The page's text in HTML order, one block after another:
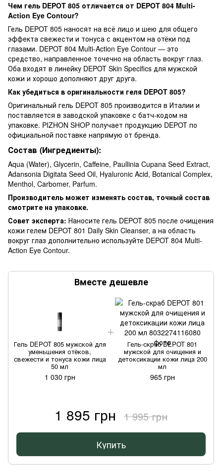
Чем гель DEPOT 805 отличается от DEPOT 804 Multi-
Action Eye Contour?
Гель DEPOT 805 наносят на всё лицо и шею для общего
эффекта свежести и тонуса с акцентом на отёки под
глазами. DEPOT 804 Multi-Action Eye Contour — это
средство, направленное точечно на область вокруг глаз.
Оба входят в линейку DEPOT Skin Specifics для мужской
кожи и хорошо дополняют друг друга.
Как убедиться в оригинальности геля DEPOT 805?
Оригинальный гель DEPOT 805 производится в Италии и
поставляется в заводской упаковке с батч-кодом на
упаковке. PIZHON SHOP получает продукцию DEPOT по
официальной поставке напрямую от бренда.
Состав (Ингредиенты):
Aqua (Water), Glycerin, Caffeine, Paullinia Cupana Seed Extract,
Adansonia Digitata Seed Oil, Hyaluronic Acid, Botanical Complex,
Menthol, Carbomer, Parfum.
Производитель может изменять состав, точный состав
смотрите на упаковке.
Совет эксперта: Наносите гель DEPOT 805 после очищения
кожи гелем DEPOT 801 Daily Skin Cleanser, а на область
вокруг глаз дополнительно используйте DEPOT 804 Multi-
Action Eye Contour.
Вместе дешевле
Гель DEPOT 805 мужской для
уменьшения отёков,
свежести и тонуса кожи лица
50 мл
1 030 грн
Гель-скраб DEPOT 801
мужской для очищения и
детоксикации кожи лица 200
мл
965 грн
1 895 грн 1 995 грн
Купить